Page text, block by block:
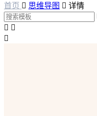
首页  思维导图  详情
 
